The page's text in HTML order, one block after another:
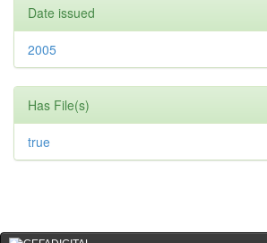
Date issued
2005
Has File(s)
true